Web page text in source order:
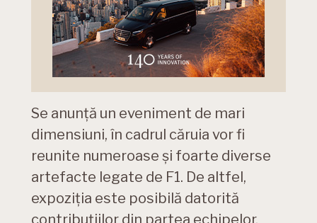
Se anunță un eveniment de mari
dimensiuni, în cadrul căruia vor fi
reunite numeroase și foarte diverse
artefacte legate de F1. De altfel,
expoziția este posibilă datorită